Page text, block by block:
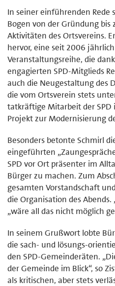
In seiner einführenden Rede
Bogen von der Gründung bis
Aktivitäten des Ortsvereins.
hervor, eine seit 2006
Veranstaltungsreihe, die
engagierten SPD-Mitglieds
auch die Neugestaltung des
die vom Ortsverein stets
tatkräftige Mitarbeit der SPD
Projekt zur Modernisierung
Besonders betonte Schmirl
eingeführten
SPD vor Ort präsenter im
Bürger zu machen. Zum
gesamten Vorstandschaft
die Organisation des Abends.
„wäre all das nicht möglich
In seinem Grußwort lobte
die sach- und lösungs-
den SPD-Gemeinderäten.
der Gemeinde im Blick“, so
als kritischen, aber stets